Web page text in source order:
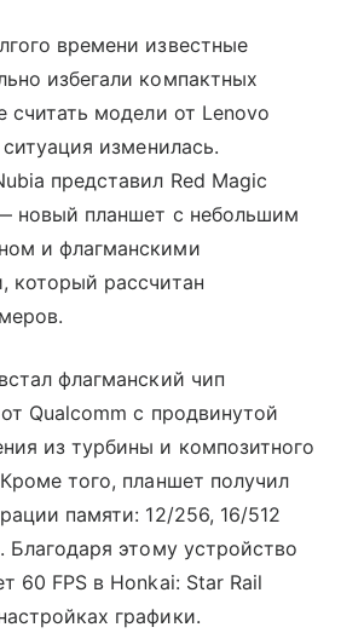
времени известные
избегали компактных
считать модели от Lenovo
изменилась.
представил Red Magic
новый планшет с небольшим
и флагманскими
который рассчитан
флагманский чип
Qualcomm с продвинутой
из турбины и композитного
того, планшет получил
памяти: 12/256, 16/512
этому устройство
60 FPS в Honkai: Star Rail
графики.